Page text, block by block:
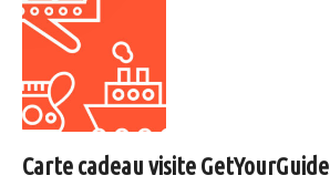
Carte cadeau visite GetYourGuide